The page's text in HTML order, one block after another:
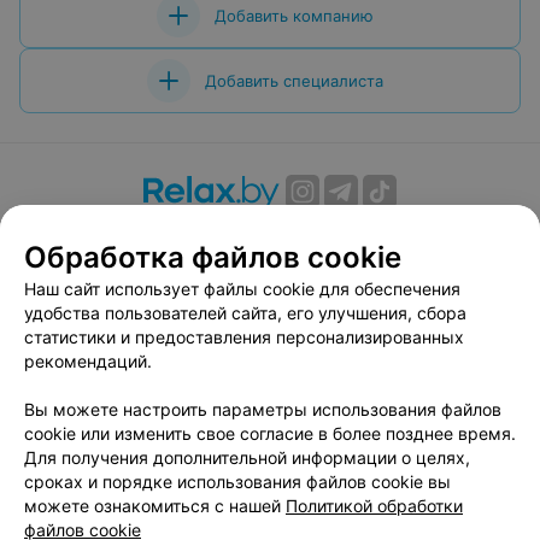
Добавить компанию
Добавить специалиста
Вакансии
Публичный договор
Способы оплаты
Публичный договор по использованию сервиса
«Афиша»
Пользовательское соглашение
Связаться по вопросам сотрудничества
Написать руководителю relax.by
Персональные настройки cookie
Обработка персональных данных
Обработка файлов cookie
Наш сайт использует файлы cookie для обеспечения
удобства пользователей сайта, его улучшения, сбора
статистики и предоставления персонализированных
рекомендаций.
Вы можете настроить параметры использования файлов
cookie или изменить свое согласие в более позднее время.
Для получения дополнительной информации о целях,
сроках и порядке использования файлов cookie вы
можете ознакомиться с нашей Политикой обработки
файлов cookie